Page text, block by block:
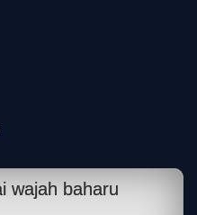
wajah baharu